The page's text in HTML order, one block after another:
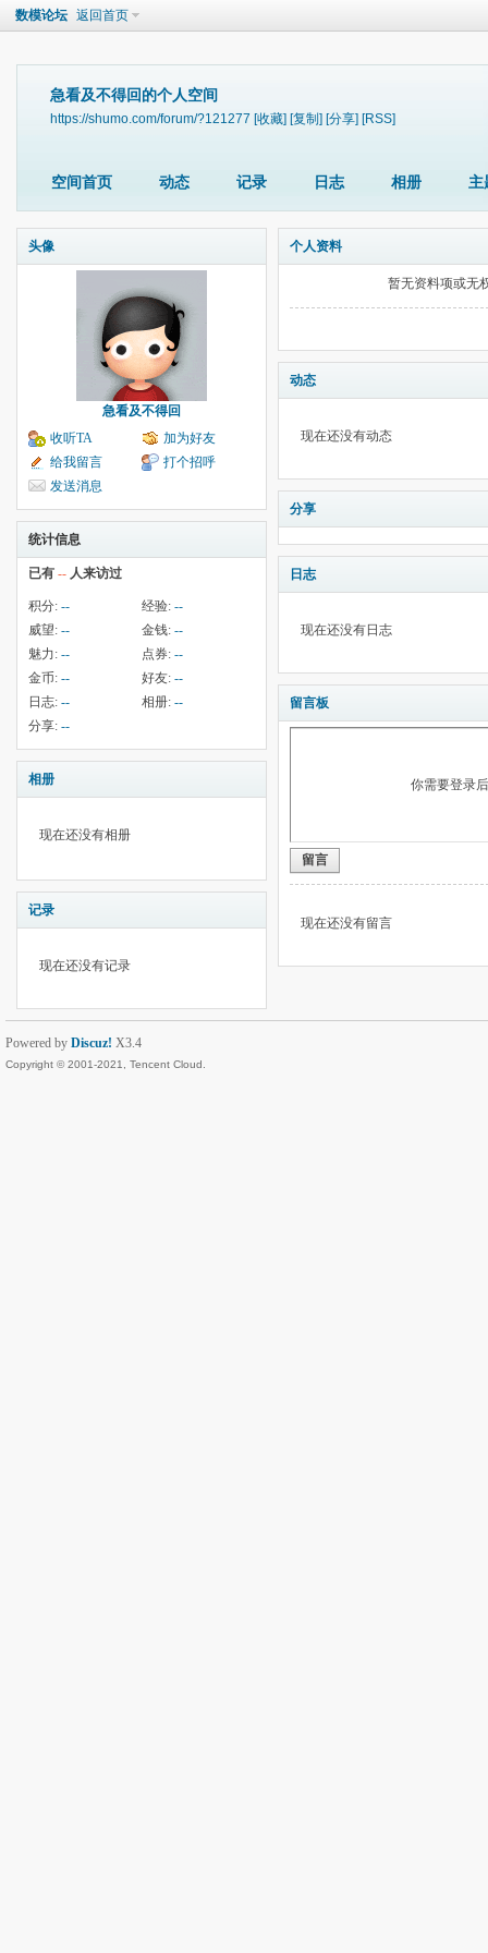
数模论坛 返回首页
急看及不得回的个人空间
https://shumo.com/forum/?121277 [收藏] [复制] [分享] [RSS]
空间首页 动态 记录 日志 相册 主
头像
急看及不得回
收听TA
加为好友
给我留言
打个招呼
发送消息
统计信息
已有 -- 人来访过
积分: -- 经验: --
威望: -- 金钱: --
魅力: -- 点券: --
金币: -- 好友: --
日志: -- 相册: --
分享: --
相册
现在还没有相册
记录
现在还没有记录
个人资料
暂无资料项或无
动态
现在还没有动态
分享
日志
现在还没有日志
留言板
你需要登录
留言
现在还没有留言
Powered by Discuz! X3.4
Copyright © 2001-2021, Tencent Cloud.